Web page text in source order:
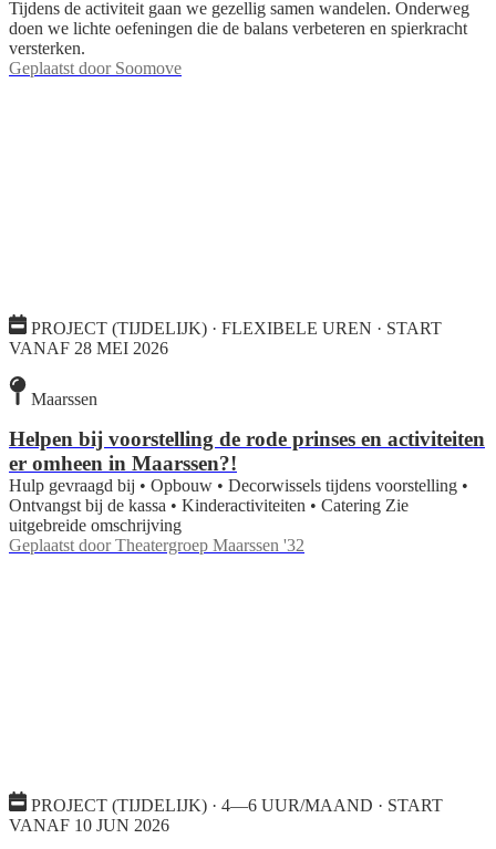
Tijdens de activiteit gaan we gezellig samen wandelen. Onderweg
doen we lichte oefeningen die de balans verbeteren en spierkracht
versterken.
Geplaatst door Soomove
PROJECT (TIJDELIJK) · FLEXIBELE UREN · START
VANAF 28 MEI 2026
Maarssen
Helpen bij voorstelling de rode prinses en activiteiten
er omheen in Maarssen?!
Hulp gevraagd bij • Opbouw • Decorwissels tijdens voorstelling •
Ontvangst bij de kassa • Kinderactiviteiten • Catering Zie
uitgebreide omschrijving
Geplaatst door Theatergroep Maarssen '32
PROJECT (TIJDELIJK) · 4—6 UUR/MAAND · START
VANAF 10 JUN 2026